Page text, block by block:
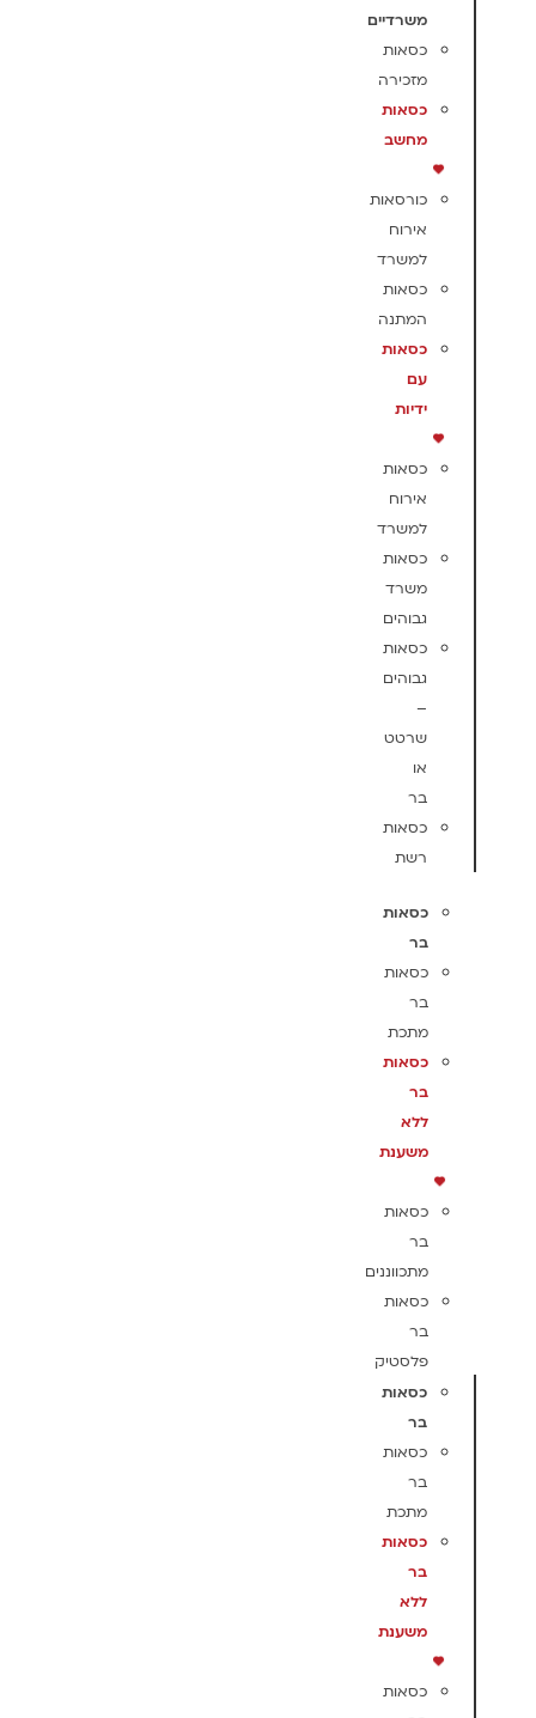
משרדיים
כסאות
מזכירה
כסאות
מחשב
כורסאות
אירוח
למשרד
כסאות
המתנה
כסאות
עם
ידיות
כסאות
אירוח
למשרד
כסאות
משרד
גבוהים
כסאות
גבוהים
–
שרטט
או
בר
כסאות
רשת
כסאות
בר
כסאות
בר
מתכת
כסאות
בר
ללא
משענת
כסאות
בר
מתכווננים
כסאות
בר
פלסטיק
כסאות
בר
כסאות
בר
מתכת
כסאות
בר
ללא
משענת
כסאות